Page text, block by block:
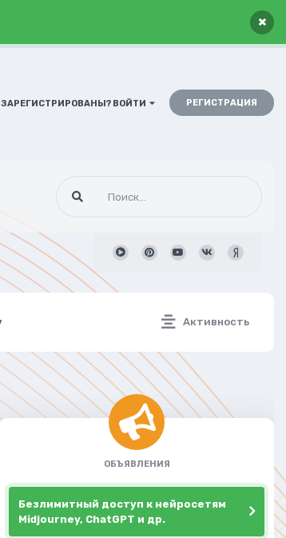
×
ВОЙТИ РЕГИСТРАЦИЯ
Активность
ОБЪЯВЛЕНИЯ
Безлимитный доступ к нейросетям
Midjourney, ChatGPT и др.